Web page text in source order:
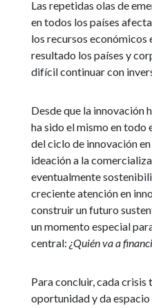
Las repetidas olas de
en todos los países
los recursos
resultado los países y
difícil continuar con
Desde que la innovación
ha sido el mismo en todo
del ciclo de innovación
ideación a la
eventualmente
creciente atención en
construir un futuro
un momento especial
central: ¿Quién va a
Para concluir, cada crisis
oportunidad y da